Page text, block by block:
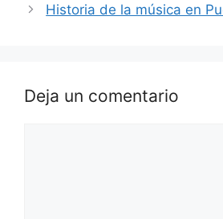
Historia de la música en
Deja un comentario